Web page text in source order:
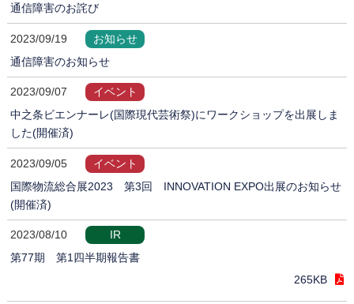
通信障害のお詫び
2023/09/19
お知らせ
通信障害のお知らせ
2023/09/07
イベント
中之条ビエンナーレ(国際現代芸術祭)にワークショップを出展しま
した(開催済)
2023/09/05
イベント
国際物流総合展2023 第3回 INNOVATION EXPO出展のお知らせ
(開催済)
2023/08/10
IR
第77期 第1四半期報告書
265KB